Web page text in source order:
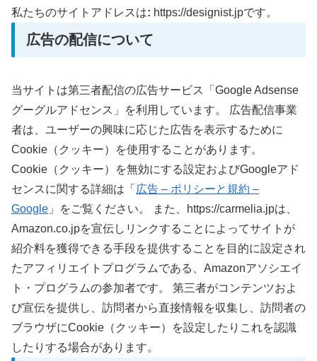
私たちのサイトアドレスは: https://designist.jpです。
広告の配信について
当サイトは第三者配信の広告サービス「Google Adsense
グーグルアドセンス」を利用しています。
広告配信事業
者は、ユーザーの興味に応じた広告を表示するために
Cookie（クッキー）を使用することがあります。
Cookie（クッキー）を無効にする設定およびGoogleアド
センスに関する詳細は「 広告 – ポリシーと規約 –
Google 」をご覧ください。
また、https://carmelia.jpは、
Amazon.co.jpを宣伝しリンクすることによってサイトが
紹介料を獲得できる手段を提供することを目的に設定され
たアフィリエイトプログラムである、Amazonアソシエイ
ト・プログラムの参加者です。 第三者がコンテンツおよ
び宣伝を提供し、訪問者から直接情報を収集し、訪問者の
ブラウザにCookie（クッキー）を設定したりこれを認識
したりする場合があります。